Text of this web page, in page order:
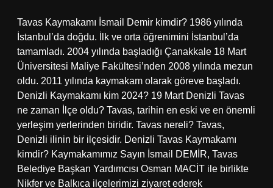
Tavas Kaymakamı İsmail Demir kimdir? 1986 yılında
İstanbul’da doğdu. İlk ve orta öğrenimini İstanbul’da
tamamladı. 2004 yılında başladığı Çanakkale 18 Mart
Üniversitesi Maliye Fakültesi’nden 2008 yılında mezun
oldu. 2011 yılında kaymakam olarak göreve başladı.
Denizli Kaymakamı kim 2024? 19 Mart Denizli Tavas
ne zaman İlçe oldu? Tavas, tarihin en eski ve en önemli
yerleşim yerlerinden biridir. Tavas nereli? Tavas,
Denizli ilinin bir ilçesidir. Denizli Tavas Kaymakamı
kimdir? Kaymakamımız Sayın İsmail DEMİR, Tavas
Belediye Başkan Yardımcısı Osman MACİT ile birlikte
Nikfer ve Balkıca ilçelerimizi ziyaret ederek